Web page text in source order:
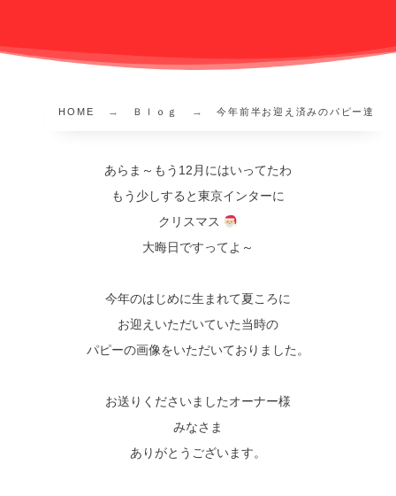
HOME Ｂｌｏｇ 今年前半お迎え済みのパピー達
あらま～もう12月にはいってたわ
もう少しすると東京インターに
クリスマス
大晦日ですってよ～
今年のはじめに生まれて夏ころに
お迎えいただいていた当時の
パピーの画像をいただいておりました。
お送りくださいましたオーナー様
みなさま
ありがとうございます。